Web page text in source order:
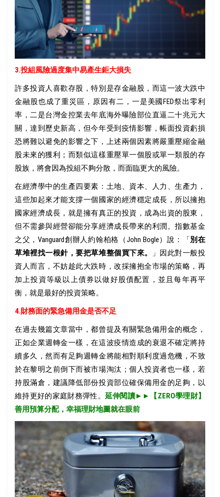
3.投組風險過度集中易產生鉅大損失
許多投資人喜歡存股，特別是存金融股，而這一波大跌中
金融股也成了重災區，原因有二，一是美國FED祭出零利
率，二是台灣金控業去年底海外曝險部位直逼二十兆元大
關，達到歷史新高，但今年受到疫情影響，帳面投資虧損
恐將難以避免的影響之下，上述兩個因素將嚴重壓縮金融
股未來的獲利；而類似這樣重壓單一個股或單一類股的存
股族，將會因為投組不夠分散，而面臨更大的風險。
在經濟學中的生產四要素：土地、資本、人力、生產力，
這些加起來才能支撐一個國家的經濟穩定成長，所以擁抱
國家經濟成長，就是擁有真正的投資，成為出資的股東，
但不需參與經營卻能分享經濟成長帶來的利潤。指數基金
之父，Vanguard創辦人約翰柏格（John Bogle）說：「別在
草堆裡找一根針，要把草堆整個買下來。
」因此對一般投
資人而言，不妨趁此大跌時，改採擁抱全市場的策略，再
加上投資等級以上債券以做好股債配置，並且每年再平
衡，就是最好的投資策略。
4.財務面的緊急備用金是否不足
在過去幾篇文章當中，都曾提及有關緊急備用金的概念，
正如企業週轉金一樣，在這波疫情造成的衰退不確定將持
續多久，然而有足夠週轉金將能相對順利度過危機，不致
於在黎明之前倒下而被市場淘汰；個人投資者也一樣，若
持股滿倉，建議降低部份投資部位確保備用金的足夠，以
維持更好的家庭財務彈性。 延伸閱讀► ►
【ZERO學理財】
善用預算分配，幸福理財地圖就在眼前